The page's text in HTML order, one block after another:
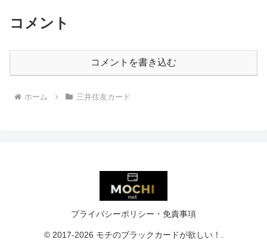
コメント
コメントを書き込む
ホーム 三井住友カード
プライバシーポリシー・免責事項
© 2017-2026 モチのブラックカードが欲しい！.